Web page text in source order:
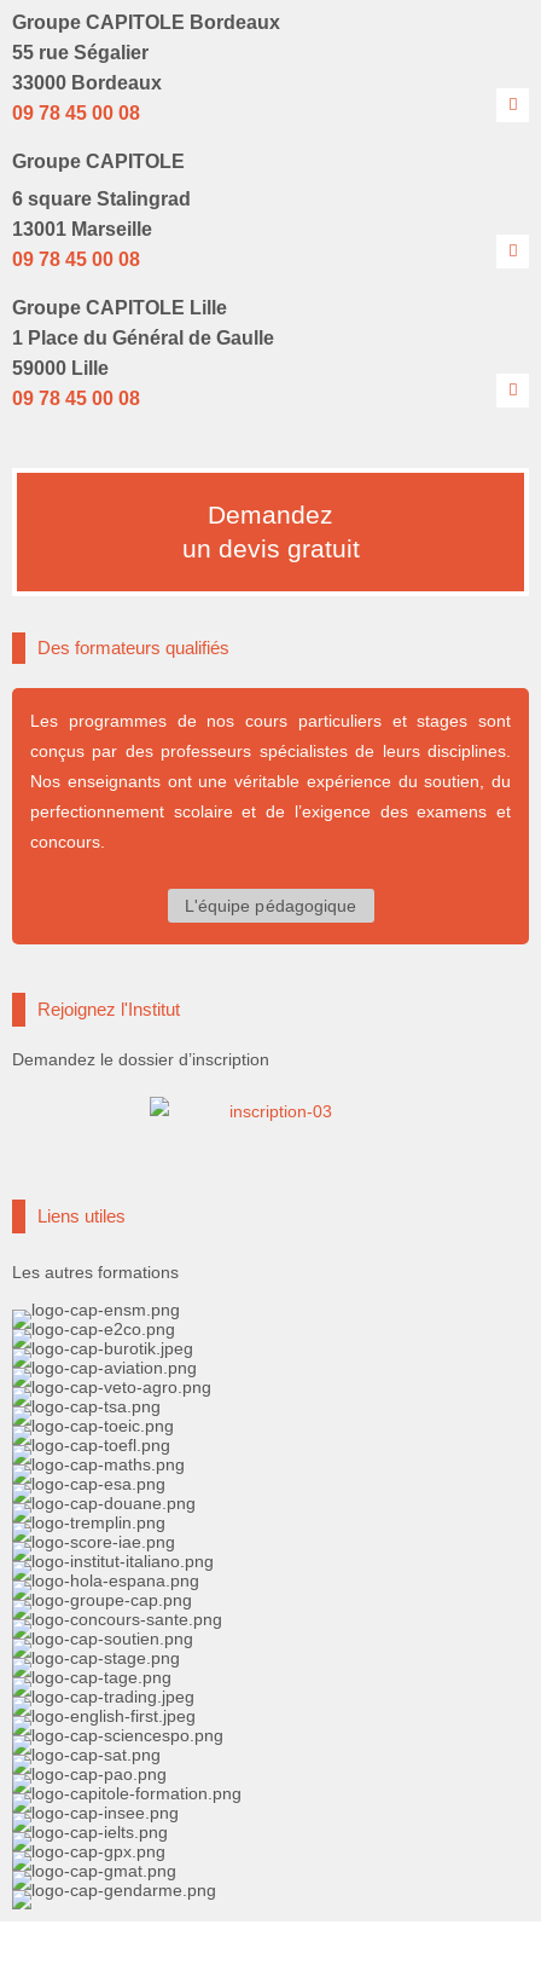
Groupe CAPITOLE Bordeaux
55 rue Ségalier
33000 Bordeaux
09 78 45 00 08
Groupe CAPITOLE
6 square Stalingrad
13001 Marseille
09 78 45 00 08
Groupe CAPITOLE Lille
1 Place du Général de Gaulle
59000 Lille
09 78 45 00 08
Demandez
un devis gratuit
Des formateurs qualifiés
Les programmes de nos cours particuliers et stages sont
conçus par des professeurs spécialistes de leurs disciplines.
Nos enseignants ont une véritable expérience du soutien, du
perfectionnement scolaire et de l’exigence des examens et
concours.
L'équipe pédagogique
Rejoignez l'Institut
Demandez le dossier d’inscription
Liens utiles
Les autres formations